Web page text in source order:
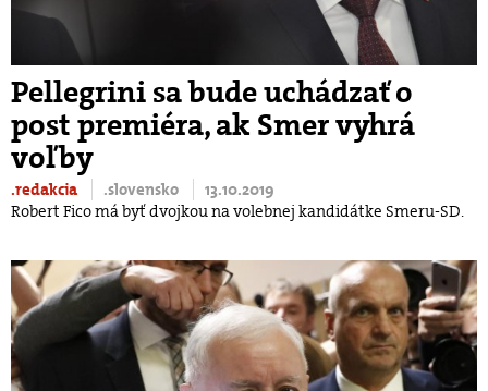
Pellegrini sa bude uchádzať o
post premiéra, ak Smer vyhrá
voľby
.redakcia .slovensko
13.10.2019
Robert Fico má byť dvojkou na volebnej kandidátke Smeru-SD.